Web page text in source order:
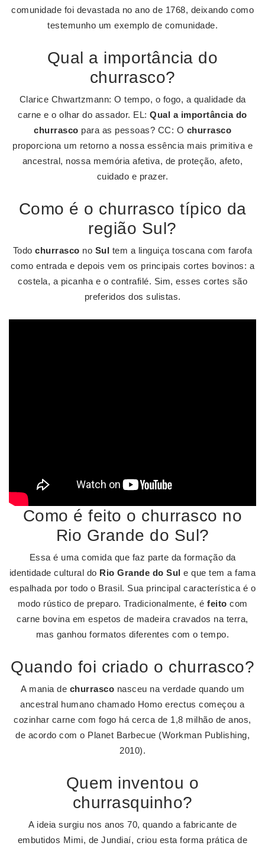
comunidade foi devastada no ano de 1768, deixando como
testemunho um exemplo de comunidade.
Qual a importância do
churrasco?
Clarice Chwartzmann: O tempo, o fogo, a qualidade da
carne e o olhar do assador. EL:Qual a importância do
churrasco para as pessoas? CC: O churrasco
proporciona um retorno a nossa essência mais primitiva e
ancestral, nossa memória afetiva, de proteção, afeto,
cuidado e prazer.
Como é o churrasco típico da
região Sul?
Todochurrasco no Sul tem a linguiça toscana com farofa
como entrada e depois vem os principais cortes bovinos: a
costela, a picanha e o contrafilé. Sim, esses cortes são
preferidos dos sulistas.
Como é feito o churrasco no
Rio Grande do Sul?
Essa é uma comida que faz parte da formação da
identidade cultural do Rio Grande do Sul e que tem a fama
espalhada por todo o Brasil. Sua principal característica é o
modo rústico de preparo. Tradicionalmente, é feito com
carne bovina em espetos de madeira cravados na terra,
mas ganhou formatos diferentes com o tempo.
Quando foi criado o churrasco?
A mania de churrasco nasceu na verdade quando um
ancestral humano chamado Homo erectus começou a
cozinhar carne com fogo há cerca de 1,8 milhão de anos,
de acordo com o Planet Barbecue (Workman Publishing,
2010).
Quem inventou o
churrasquinho?
A ideia surgiu nos anos 70, quando a fabricante de
embutidos Mimi, de Jundiaí, criou esta forma prática de